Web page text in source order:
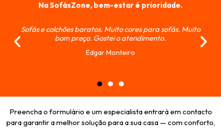
Na SofásZone, bem-estar é prioridade.
Sofás e colchões baratos. Muito cores para sofás. Muito
bom preço. Gostei o atendimento.
Edgar Monteiro
Preencha o formulário e um especialista entrará em contacto
para garantir a melhor solução para a sua casa — com conforto,